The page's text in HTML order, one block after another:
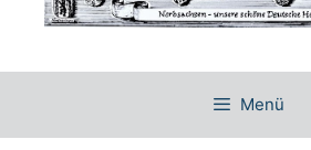
Menü